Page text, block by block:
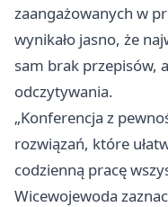
zaangażowanych w
wynikało jasno, że
sam brak przepisów,
odczytywania.
„Konferencja z
rozwiązań, które
codzienną pracę
Wicewojewoda